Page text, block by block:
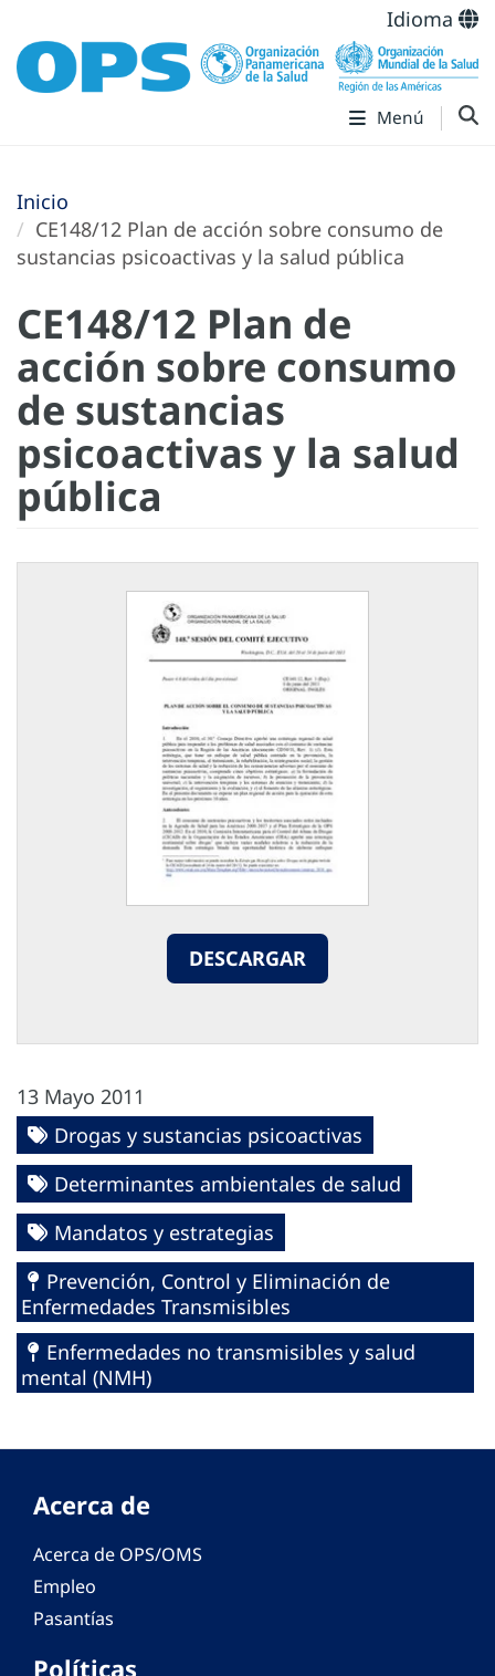
Idioma
Menú
Inicio
CE148/12 Plan de acción sobre consumo de
sustancias psicoactivas y la salud pública
CE148/12 Plan de
acción sobre consumo
de sustancias
psicoactivas y la salud
pública
DESCARGAR
13 Mayo 2011
Drogas y sustancias psicoactivas
Determinantes ambientales de salud
Mandatos y estrategias
Prevención, Control y Eliminación de
Enfermedades Transmisibles
Enfermedades no transmisibles y salud
mental (NMH)
Acerca de
Acerca de OPS/OMS
Empleo
Pasantías
Políticas